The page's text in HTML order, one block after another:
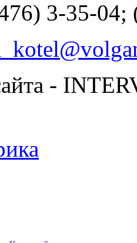
3-35-04;
-